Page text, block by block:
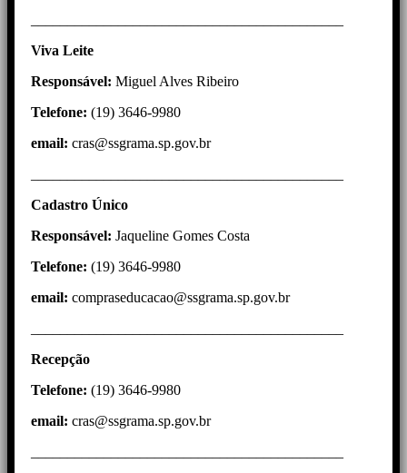
Viva Leite
Responsável: Miguel Alves Ribeiro
Telefone: (19) 3646-9980
email: cras@ssgrama.sp.gov.br
Cadastro Único
Responsável: Jaqueline Gomes Costa
Telefone: (19) 3646-9980
email: compraseducacao@ssgrama.sp.gov.br
Recepção
Telefone: (19) 3646-9980
email: cras@ssgrama.sp.gov.br